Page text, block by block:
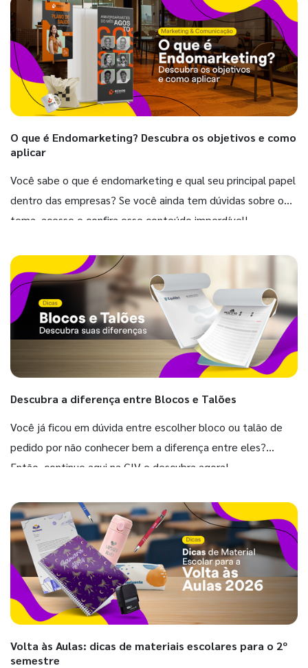
O que é Endomarketing? Descubra os objetivos e como
aplicar
Você sabe o que é endomarketing e qual seu principal papel
dentro das empresas? Se você ainda tem dúvidas sobre o
tema, acesse e confira esse conteúdo imperdível!
Descubra a diferença entre Blocos e Talões
Você já ficou em dúvida entre escolher bloco ou talão de
pedido por não conhecer bem a diferença entre eles?
Então, continue aqui na GIV e descubra agora!
Volta às Aulas: dicas de materiais escolares para o 2º
semestre